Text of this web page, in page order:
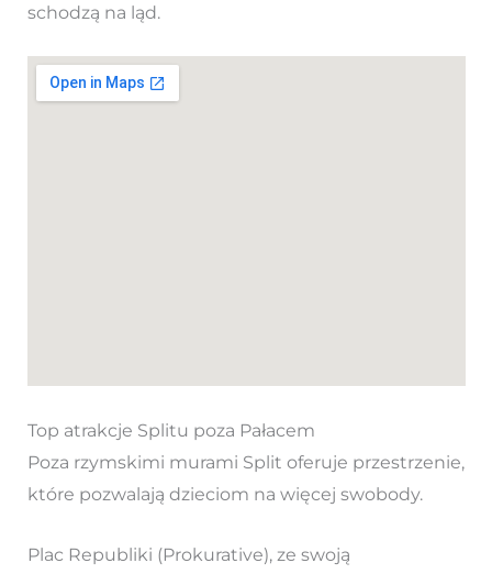
schodzą na ląd.
Top atrakcje Splitu poza Pałacem
Poza rzymskimi murami Split oferuje przestrzenie,
które pozwalają dzieciom na więcej swobody.
Plac Republiki (Prokurative), ze swoją